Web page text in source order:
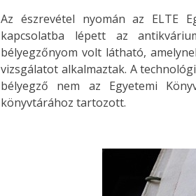
Az észrevétel nyomán az ELTE
kapcsolatba lépett az
bélyegzőnyom volt látható,
vizsgálatot alkalmaztak. A
bélyegző nem az Egyetemi
könyvtárához tartozott.